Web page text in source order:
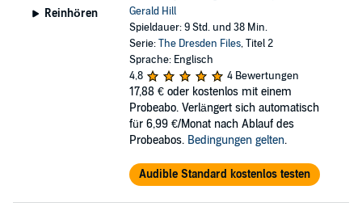
Reinhören
Gerald Hill
Spieldauer: 9 Std. und 38 Min.
Serie:The Dresden Files, Titel 2
Sprache: Englisch
4,8
4 Bewertungen
17,88 € oder kostenlos mit einem
Probeabo. Verlängert sich automatisch
für 6,99 €/Monat nach Ablauf des
Probeabos. Bedingungen gelten.
Audible Standard kostenlos testen